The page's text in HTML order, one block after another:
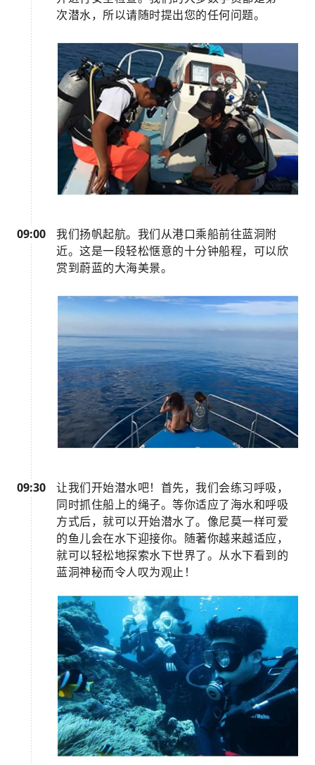
次潜水，所以请随时提出您的任何问题。
09:00
我们扬帆起航。我们从港口乘船前往蓝洞附
近。这是一段轻松惬意的十分钟船程，可以欣
赏到蔚蓝的大海美景。
09:30
让我们开始潜水吧！首先，我们会练习呼吸，
同时抓住船上的绳子。等你适应了海水和呼吸
方式后，就可以开始潜水了。像尼莫一样可爱
的鱼儿会在水下迎接你。随著你越来越适应，
就可以轻松地探索水下世界了。从水下看到的
蓝洞神秘而令人叹为观止！